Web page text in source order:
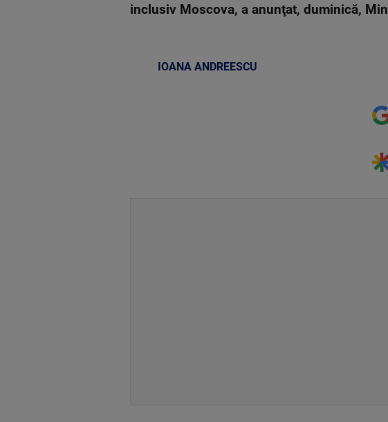
inclusiv Moscova, a anunţat, duminică,
IOANA ANDREESCU